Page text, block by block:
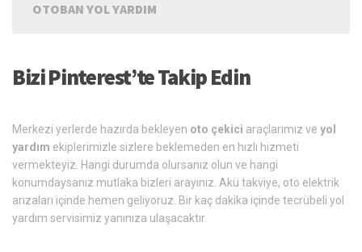
OTOBAN YOL YARDIM
Bizi Pinterest’te Takip Edin
Merkezi yerlerde hazırda bekleyen oto çekici araçlarımız ve yol
yardım ekiplerimizle sizlere beklemeden en hızlı hizmeti
vermekteyiz. Hangi durumda olursanız olun ve hangi
konumdaysanız mutlaka bizleri arayınız. Akü takviye, oto elektrik
arızaları içinde hemen geliyoruz. Bir kaç dakika içinde tecrübeli yol
yardım servisimiz yanınıza ulaşacaktır.